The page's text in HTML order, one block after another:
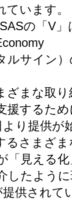
います。
の「V」
ルサイン
ざまな取
援するため
より提供が
るさまざま
「見える
したよう
供されて